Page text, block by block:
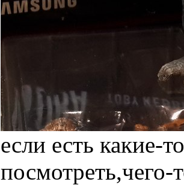
если есть какие-
посмотреть,чего-